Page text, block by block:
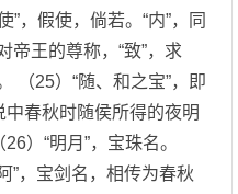
”，假使，倘若。“内”，同
帝王的尊称，“致”，求
（25）“随、和之宝”，即
中春秋时随侯所得的夜明
）“明月”，宝珠名。
”，宝剑名，相传为春秋